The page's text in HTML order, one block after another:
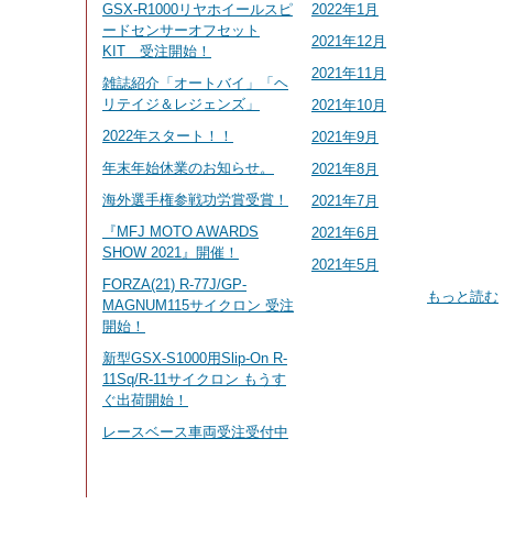
GSX-R1000リヤホイールスピ
ードセンサーオフセット
KIT 受注開始！
雑誌紹介「オートバイ」「ヘ
リテイジ＆レジェンズ」
2022年スタート！！
年末年始休業のお知らせ。
海外選手権参戦功労賞受賞！
『MFJ MOTO AWARDS
SHOW 2021』開催！
FORZA(21) R-77J/GP-
MAGNUM115サイクロン 受注
開始！
新型GSX-S1000用Slip-On R-
11Sq/R-11サイクロン もうす
ぐ出荷開始！
レースベース車両受注受付中
2022年1月
2021年12月
2021年11月
2021年10月
2021年9月
2021年8月
2021年7月
2021年6月
2021年5月
もっと読む